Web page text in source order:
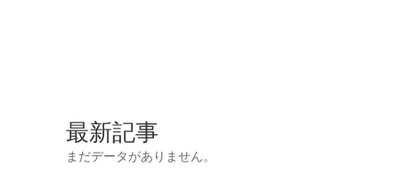
最新記事
まだデータがありません。